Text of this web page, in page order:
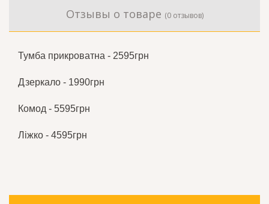
Отзывы о товаре (0 отзывов)
Тумба прикроватна - 2595грн
Дзеркало - 1990грн
Комод - 5595грн
Ліжко - 4595грн